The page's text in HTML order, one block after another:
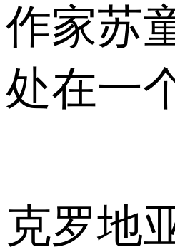
作家苏
处在一
克罗地